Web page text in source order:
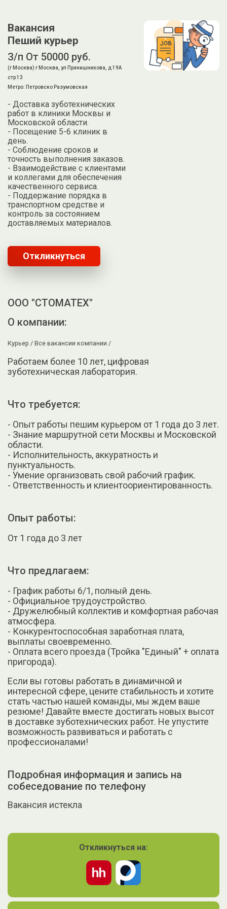
Вакансия
Пеший курьер
З/п От 50000 руб.
(г Москва) г Москва, ул Прянишникова, д 19А
стр 13
Метро: Петровско Разумовская
- Доставка зуботехнических
работ в клиники Москвы и
Московской области.
- Посещение 5-6 клиник в
день.
- Соблюдение сроков и
точность выполнения заказов.
- Взаимодействие с клиентами
и коллегами для обеспечения
качественного сервиса.
- Поддержание порядка в
транспортном средстве и
контроль за состоянием
доставляемых материалов.
Откликнуться
ООО "СТОМАТЕХ"
О компании:
Курьер / Все вакансии компании /
Работаем более 10 лет, цифровая
зуботехническая лаборатория.
Что требуется:
- Опыт работы пешим курьером от 1 года до 3 лет.
- Знание маршрутной сети Москвы и Московской
области.
- Исполнительность, аккуратность и
пунктуальность.
- Умение организовать свой рабочий график.
- Ответственность и клиентоориентированность.
Опыт работы:
От 1 года до 3 лет
Что предлагаем:
- График работы 6/1, полный день.
- Официальное трудоустройство.
- Дружелюбный коллектив и комфортная рабочая
атмосфера.
- Конкурентоспособная заработная плата,
выплаты своевременно.
- Оплата всего проезда (Тройка "Единый" + оплата
пригорода).
Если вы готовы работать в динамичной и
интересной сфере, цените стабильность и хотите
стать частью нашей команды, мы ждем ваше
резюме! Давайте вместе достигать новых высот
в доставке зуботехнических работ. Не упустите
возможность развиваться и работать с
профессионалами!
Подробная информация и запись на
собеседование по телефону
Вакансия истекла
Откликнуться на: